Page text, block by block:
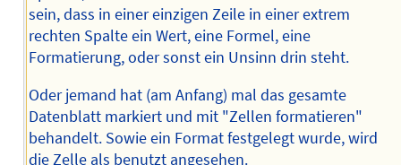
sein, dass in einer einzigen Zeile in einer extrem
rechten Spalte ein Wert, eine Formel, eine
Formatierung, oder sonst ein Unsinn drin steht.
Oder jemand hat (am Anfang) mal das gesamte
Datenblatt markiert und mit "Zellen formatieren"
behandelt. Sowie ein Format festgelegt wurde, wird
die Zelle als benutzt angesehen.